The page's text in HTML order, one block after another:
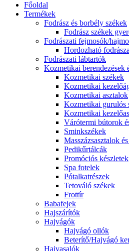
Főoldal
Termékek
Fodrász és borbély székek
Fodrász székek
Fodrászati fejmosók/
Hordozható
Fodrászati lábtartók
Kozmetikai berendezések
Kozmetikai székek
Kozmetikai
Kozmetikai asztalok
Kozmetikai gurulós
Kozmetikai
Várótermi bútorok
Sminkszékek
Masszázsasztalok
Pedikűrtálcák
Promóciós készletek
Spa fotelek
Pótalkatrészek
Tetováló székek
Frottír
Babafejek
Hajszárítók
Hajvágók
Hajvágó ollók
Beterítő/Hajvágó
Hajvasalók